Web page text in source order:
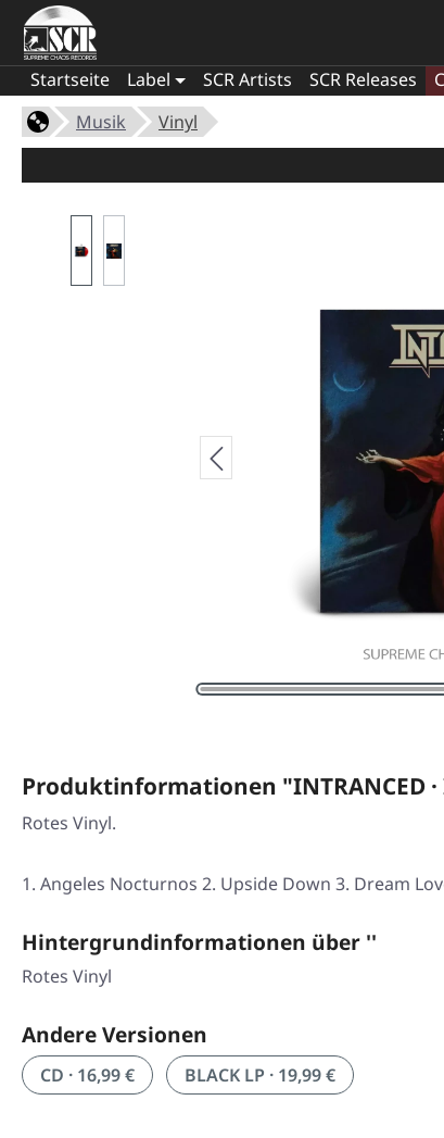
Startseite Label SCR Artists SCR Releases
Musik
Vinyl
Produktinformationen "INTRANCED
Rotes Vinyl.
Angeles Nocturnos 2. Upside Down 3. Dream
Hintergrundinformationen über ''
Rotes Vinyl
Andere Versionen
CD · 16,99 € BLACK LP · 19,99 €